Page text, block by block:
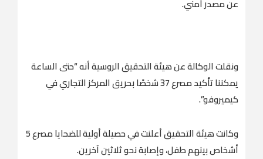
عن مصدر أمني.
ونقلت الوكالة عن هيئة التحقيق الروسية أنه “حتى الساعة
يمكننا تأكيد مصرع 37 شخصًا بحريق المركز التجاري في
كيميروفو”.
وكانت هيئة التحقيق أعلنت في حصيلة أولية للضحايا مصرع 5
أشخاص بينهم طفل، وإصابة نحو ثلاثين آخرين.